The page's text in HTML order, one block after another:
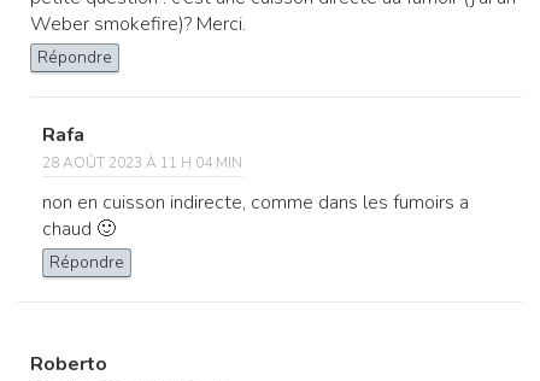
Weber smokefire)? Merci.
Répondre
Rafa
28 AOÛT 2023 À 11 H 04 MIN
non en cuisson indirecte, comme dans les fumoirs a
chaud 🙂
Répondre
Roberto